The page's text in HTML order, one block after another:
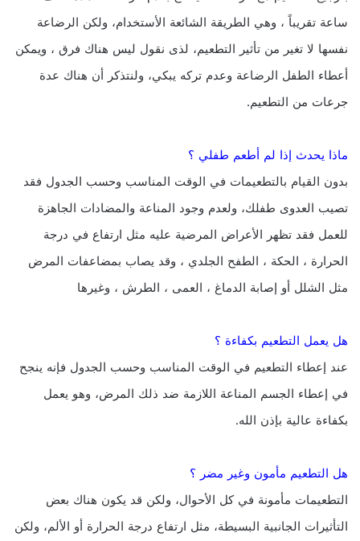
ساعة تقريباً ، وهي الطريقة الشائعة الأستخدام، ولكن الرضاعة
نفسها لا تغير من تأثير التطعيم، لذى نقول ليس هناك فرق ، ويمكن
أعطاء الطفل الرضاعة وعدم تركه يبكي، ولنتذكر أن هناك عدة
جرعات من التطعيم.
ماذا يحدث إذا لم أطعم طفلي ؟
بدون القيام بالتطعيمات في الوقت المناسب وحسب الجدول فقد
تصيب العدوى طفلك، ولعدم وجود المناعة والمضادات الجاهزة
للعمل فقد تظهر الأعراض المرضية عليه مثل ارتفاع في درجة
الحرارة ، الحكة ، الطفح الجلدي ، وقد يصاب بمضاعفات المرض
مثل الشلل أو إصابة الدماغ ، العمى ، الطرش ، وغيرها
هل يعمل التطعيم بكفاءة ؟
عند إعطاء التطعيم في الوقت المناسب وحسب الجدول فإنه ينجح
في إعطاء الجسم المناعة اللازمة ضد ذلك المرض، وهو يعمل
بكفاءة عالية بإذن الله.
هل التطعيم مأمون وغير مضر ؟
التطعيمات مأمونة في كل الأحوال، ولكن قد يكون هناك بعض
التأثيرات الجانبية البسيطة، مثل ارتفاع درجة الحرارة أو الألم، ولكن